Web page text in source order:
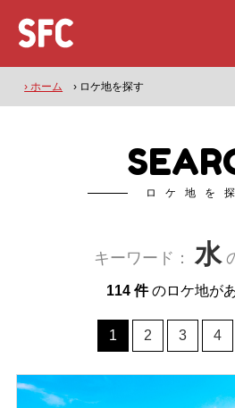
› ホーム › ロケ地を探す
ロケ地を
キーワード：水
114 件のロケ地があ
1 2 3 4